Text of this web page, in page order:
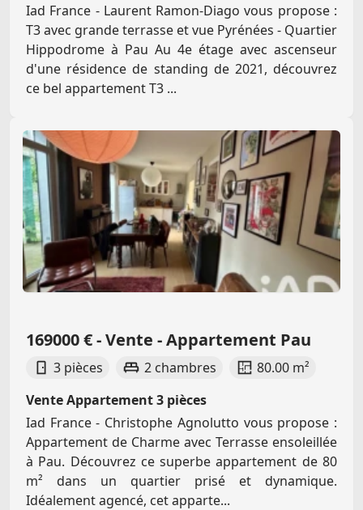
Iad France - Laurent Ramon-Diago vous propose :
T3 avec grande terrasse et vue Pyrénées - Quartier
Hippodrome à Pau Au 4e étage avec ascenseur
d'une résidence de standing de 2021, découvrez
ce bel appartement T3 ...
169000 € - Vente - Appartement Pau
3 pièces 2 chambres
80.00 m²
Vente Appartement 3 pièces
Iad France - Christophe Agnolutto vous propose :
Appartement de Charme avec Terrasse ensoleillée
à Pau. Découvrez ce superbe appartement de 80
m² dans un quartier prisé et dynamique.
Idéalement agencé, cet apparte...